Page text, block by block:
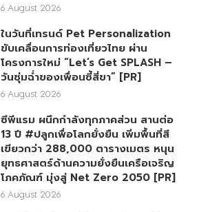
6 August 2026
ในวันที่เทรนด์ Pet Personalization
ขับเคลื่อนการท่องเที่ยวไทย ผ่าน
โครงการใหม่ “Let’s Get SPLASH –
วันชุ่มฉ่ำของเพื่อนซี้สี่ขา” [PR]
6 August 2026
ซีพีแรม ผนึกกำลังทุกภาคส่วน สานต่อ
13 ปี #ปลูกเพื่อโลกยั่งยืน เพิ่มพื้นที่สี
เขียวกว่า 288,000 ตารางเมตร หนุน
ยุทธศาสตร์ด้านความยั่งยืนเครือเจริญ
โภคภัณฑ์ มุ่งสู่ Net Zero 2050 [PR]
6 August 2026